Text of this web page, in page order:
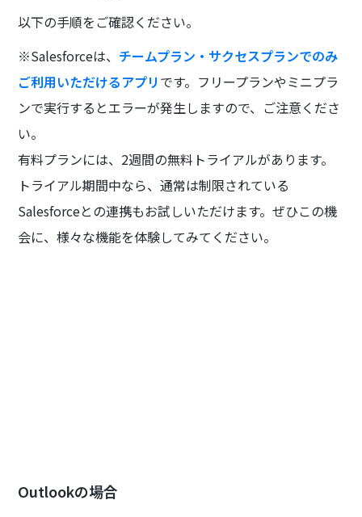
以下の手順をご確認ください。
※Salesforceは、 チームプラン・サクセスプランでのみ
ご利用いただけるアプリ です。フリープランやミニプラ
ンで実行するとエラーが発生しますので、ご注意くださ
い。
有料プランには、2週間の無料トライアルがあります。
トライアル期間中なら、通常は制限されている
Salesforceとの連携もお試しいただけます。ぜひこの機
会に、様々な機能を体験してみてください。
Outlookの場合